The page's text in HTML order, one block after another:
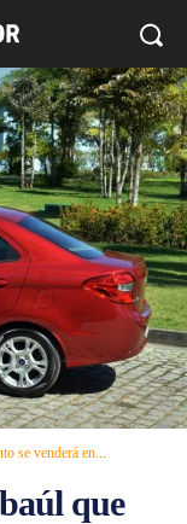
se venderá en...
que